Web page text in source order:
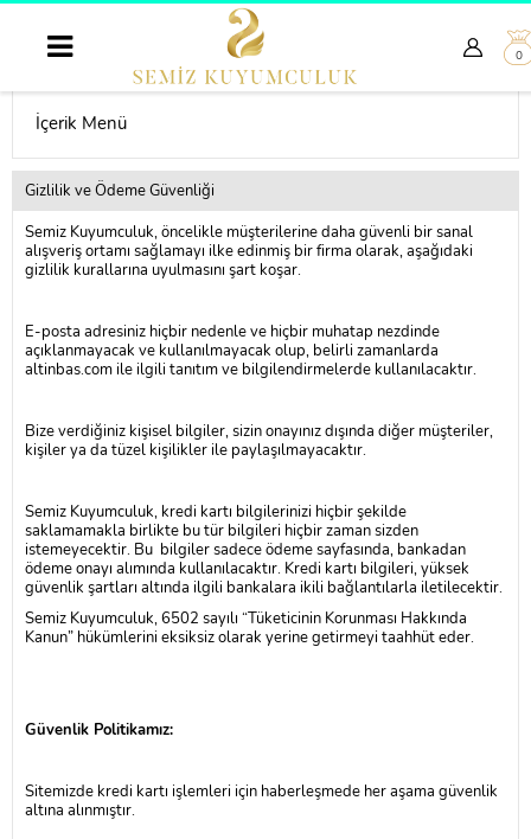
0
İçerik Menü
Gizlilik ve Ödeme Güvenliği
Semiz Kuyumculuk, öncelikle müşterilerine daha güvenli bir sanal
alışveriş ortamı sağlamayı ilke edinmiş bir firma olarak, aşağıdaki
gizlilik kurallarına uyulmasını şart koşar.
E-posta adresiniz hiçbir nedenle ve hiçbir muhatap nezdinde
açıklanmayacak ve kullanılmayacak olup, belirli zamanlarda
altinbas.com ile ilgili tanıtım ve bilgilendirmelerde kullanılacaktır.
Bize verdiğiniz kişisel bilgiler, sizin onayınız dışında diğer müşteriler,
kişiler ya da tüzel kişilikler ile paylaşılmayacaktır.
Semiz Kuyumculuk, kredi kartı bilgilerinizi hiçbir şekilde
saklamamakla birlikte bu tür bilgileri hiçbir zaman sizden
istemeyecektir. Bu bilgiler sadece ödeme sayfasında, bankadan
ödeme onayı alımında kullanılacaktır. Kredi kartı bilgileri, yüksek
güvenlik şartları altında ilgili bankalara ikili bağlantılarla iletilecektir.
Semiz Kuyumculuk, 6502 sayılı “Tüketicinin Korunması Hakkında
Kanun” hükümlerini eksiksiz olarak yerine getirmeyi taahhüt eder.
Güvenlik Politikamız:
Sitemizde kredi kartı işlemleri için haberleşmede her aşama güvenlik
altına alınmıştır.